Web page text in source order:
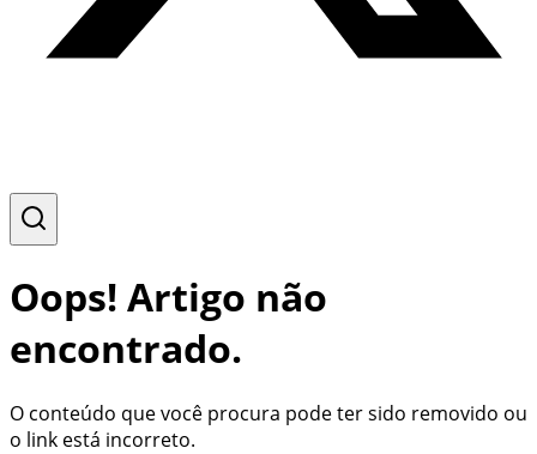
Oops! Artigo não
encontrado.
O conteúdo que você procura pode ter sido removido ou
o link está incorreto.